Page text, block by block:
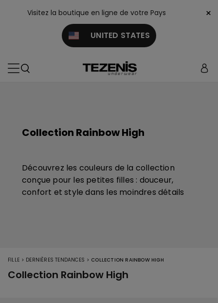
Visitez la boutique en ligne de votre Pays
UNITED STATES
×
Collection Rainbow High
Découvrez les couleurs de la collection
conçue pour les petites filles : douceur,
confort et style dans les moindres détails
FILLE > DERNIÈRES TENDANCES > COLLECTION RAINBOW HIGH
Collection Rainbow High